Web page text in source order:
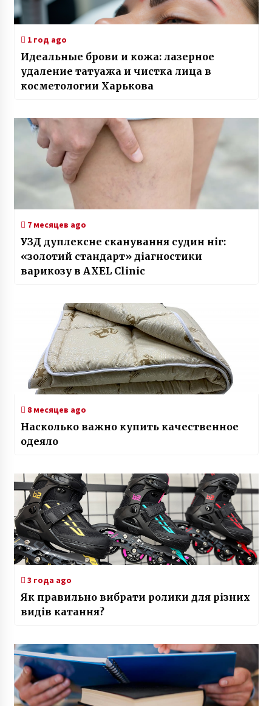
1 год ago
Идеальные брови и кожа: лазерное
удаление татуажа и чистка лица в
косметологии Харькова
7 месяцев ago
УЗД дуплексне сканування судин ніг:
«золотий стандарт» діагностики
варикозу в AXEL Clinic
8 месяцев ago
Насколько важно купить качественное
одеяло
3 года ago
Як правильно вибрати ролики для різних
видів катання?